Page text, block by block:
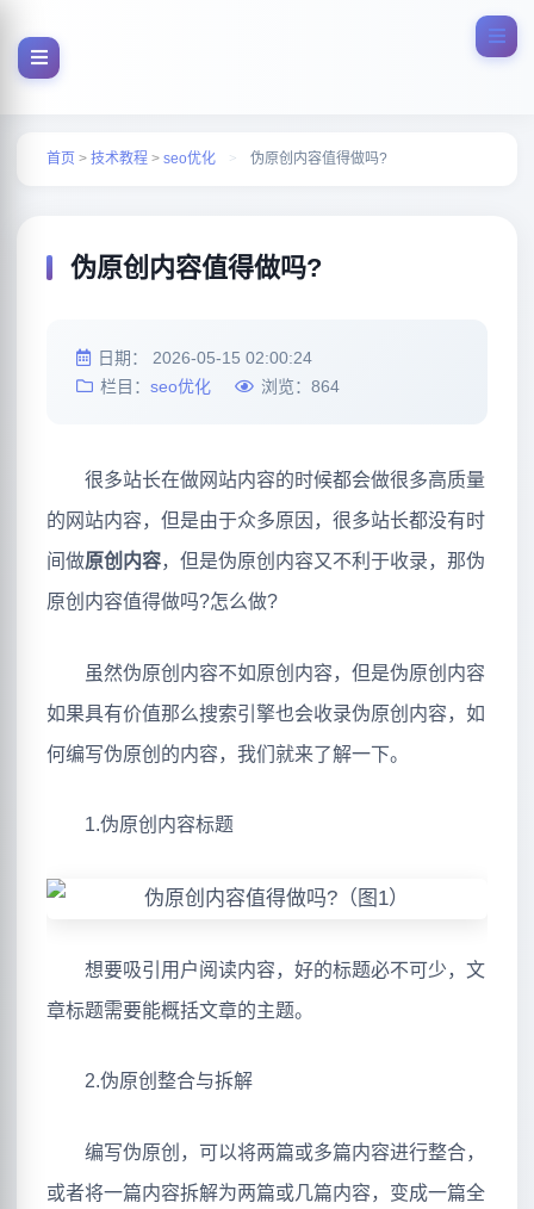
首页 > 技术教程 > seo优化 > 伪原创内容值得做吗?
伪原创内容值得做吗?
日期： 2026-05-15 02:00:24
栏目： seo优化 浏览： 864
很多站长在做网站内容的时候都会做很多高质量
的网站内容，但是由于众多原因，很多站长都没有时
间做原创内容，但是伪原创内容又不利于收录，那伪
原创内容值得做吗?怎么做?
虽然伪原创内容不如原创内容，但是伪原创内容
如果具有价值那么搜索引擎也会收录伪原创内容，如
何编写伪原创的内容，我们就来了解一下。
1.伪原创内容标题
想要吸引用户阅读内容，好的标题必不可少，文
章标题需要能概括文章的主题。
2.伪原创整合与拆解
编写伪原创，可以将两篇或多篇内容进行整合，
或者将一篇内容拆解为两篇或几篇内容，变成一篇全